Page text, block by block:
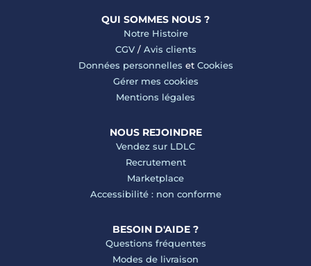
QUI SOMMES NOUS ?
Notre Histoire
CGV/ Avis clients
Données personnelles et Cookies
Gérer mes cookies
Mentions légales
NOUS REJOINDRE
Vendez sur LDLC
Recrutement
Marketplace
Accessibilité : non conforme
BESOIN D'AIDE ?
Questions fréquentes
Modes de livraison